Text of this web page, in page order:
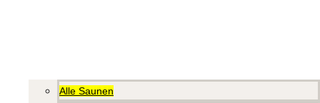
Alle Saunen